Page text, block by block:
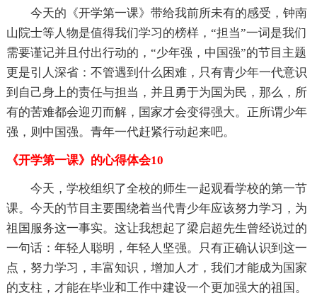
今天的《开学第一课》带给我前所未有的感受，钟南
山院士等人物是值得我们学习的榜样，“担当”一词是我们
需要谨记并且付出行动的，“少年强，中国强”的节目主题
更是引人深省：不管遇到什么困难，只有青少年一代意识
到自己身上的责任与担当，并且勇于为国为民，那么，所
有的苦难都会迎刃而解，国家才会变得强大。正所谓少年
强，则中国强。青年一代赶紧行动起来吧。
《开学第一课》的心得体会10
今天，学校组织了全校的师生一起观看学校的第一节
课。今天的节目主要围绕着当代青少年应该努力学习，为
祖国服务这一事实。这让我想起了梁启超先生曾经说过的
一句话：年轻人聪明，年轻人坚强。只有正确认识到这一
点，努力学习，丰富知识，增加人才，我们才能成为国家
的支柱，才能在毕业和工作中建设一个更加强大的祖国。